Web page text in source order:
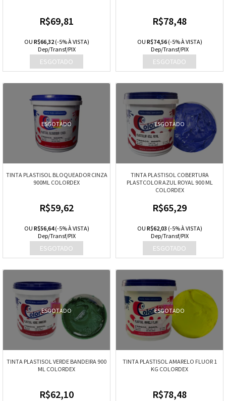
R$69,81
OU R$66,32(-5% À VISTA)
Dep/Transf/PIX
R$78,48
OU R$74,56(-5% À VISTA)
Dep/Transf/PIX
ESGOTADO
TINTA PLASTISOL BLOQUEADOR CINZA
900ML COLORDEX
R$59,62
OU R$56,64(-5% À VISTA)
Dep/Transf/PIX
ESGOTADO
TINTA PLASTISOL COBERTURA
PLASTCOLOR AZUL ROYAL 900 ML
COLORDEX
R$65,29
OU R$62,03 (-5% À VISTA)
Dep/Transf/PIX
ESGOTADO
TINTA PLASTISOL VERDE BANDEIRA 900
ML COLORDEX
R$62,10
ESGOTADO
TINTA PLASTISOL AMARELO FLUOR 1
KG COLORDEX
R$78,48